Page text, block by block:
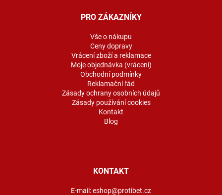
PRO ZÁKAZNÍKY
Vše o nákupu
Ceny dopravy
Vrácení zboží a reklamace
Moje objednávka (vrácení)
Obchodní podmínky
Reklamační řád
Zásady ochrany osobních údajů
Zásady používání cookies
Kontakt
Blog
KONTAKT
E-mail:eshop@protibet.cz